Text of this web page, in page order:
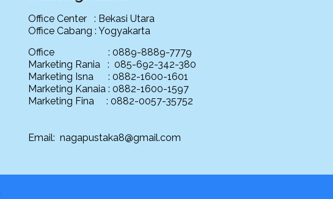
Office Center : Bekasi Utara
Office Cabang : Yogyakarta
Office : 0889-8889-7779
Marketing Rania : 085-692-342-380
Marketing Isna : 0882-1600-1601
Marketing Kanaia : 0882-1600-1597
Marketing Fina : 0882-0057-35752
Email: nagapustaka8@gmail.com